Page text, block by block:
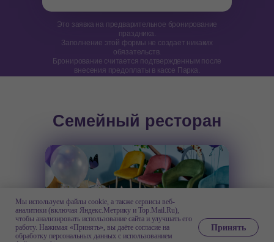
ЗАКАЗАТЬ ПРАЗДНИК
Это заявка на предварительное бронирование
праздника.
Заполнение этой формы не создает никаких
обязательств.
Бронирование считается подтвержденным после
внесения предоплаты в кассе Парка.
Семейный ресторан
Мы используем файлы cookie, а также сервисы веб-
аналитики (включая Яндекс.Метрику и Top.Mail.Ru),
чтобы анализировать использование сайта и улучшать его
работу. Нажимая «Принять», вы даёте согласие на
обработку персональных данных с использованием
Принять